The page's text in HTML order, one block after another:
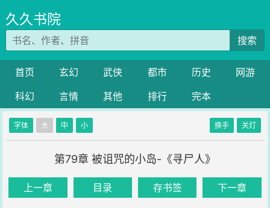
久久书院
搜索
首页 玄幻 武侠 都市 历史
网游
科幻
言情 其他 排行 完本
字体 大 中 小 换手 关灯
第79章 被诅咒的小岛-《寻尸人》
上一章 目录 存书签 下一章